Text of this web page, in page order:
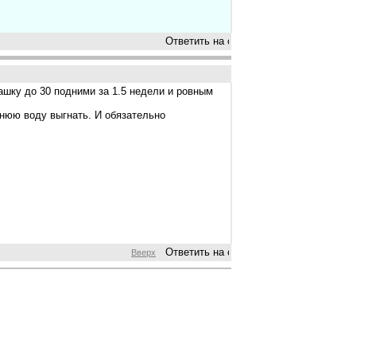
до 30 подними за 1.5 недели и ровным
воду выгнать. И обязательно
Вверх